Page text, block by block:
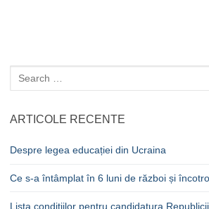
Caută
după:
ARTICOLE RECENTE
Despre legea educației din Ucraina
Ce s-a întâmplat în 6 luni de război și
Lista condițiilor pentru candidatura